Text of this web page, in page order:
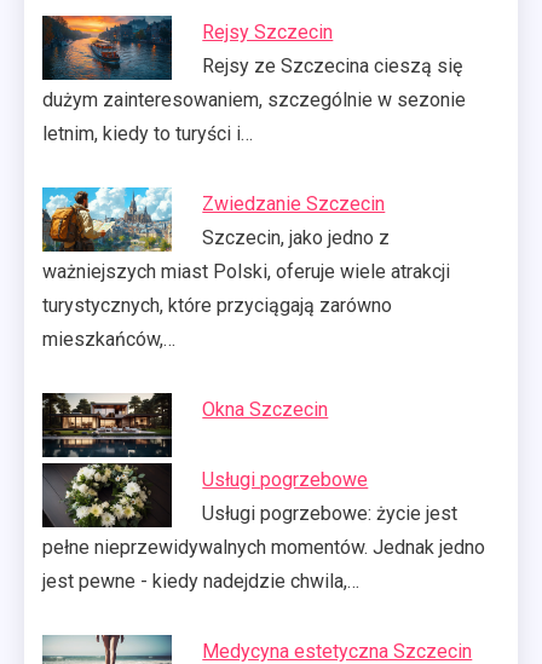
Rejsy Szczecin
Rejsy ze Szczecina cieszą się
dużym zainteresowaniem, szczególnie w sezonie
letnim, kiedy to turyści i…
Zwiedzanie Szczecin
Szczecin, jako jedno z
ważniejszych miast Polski, oferuje wiele atrakcji
turystycznych, które przyciągają zarówno
mieszkańców,…
Okna Szczecin
Usługi pogrzebowe
Usługi pogrzebowe: życie jest
pełne nieprzewidywalnych momentów. Jednak jedno
jest pewne - kiedy nadejdzie chwila,…
Medycyna estetyczna Szczecin